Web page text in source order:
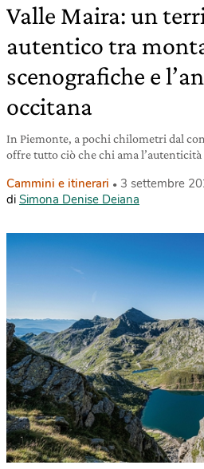
Valle Maira: un
autentico tra
scenografiche e
occitana
In Piemonte, a pochi chilometri dal
offre tutto ciò che chi ama
Cammini e itinerari
3 settembre
di Simona Denise Deiana